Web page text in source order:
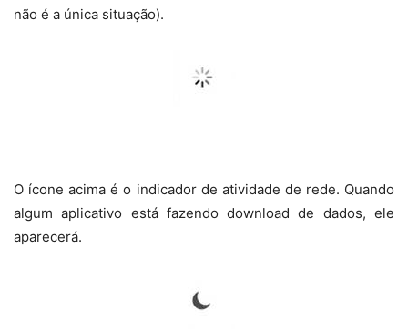
não é a única situação).
O ícone acima é o indicador de atividade de rede. Quando
algum aplicativo está fazendo download de dados, ele
aparecerá.